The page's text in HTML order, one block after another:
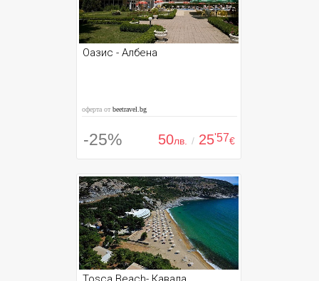
Оазис - Албена
оферта отbeetravel.bg
-25% 50лв. / 25'57€